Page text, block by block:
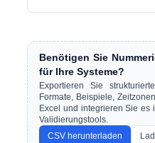
Benötigen Sie
für Ihre Systeme?
Exportieren Sie
Formate, Beispiele,
Excel und integrieren Sie es
Validierungstools.
CSV herunterladen